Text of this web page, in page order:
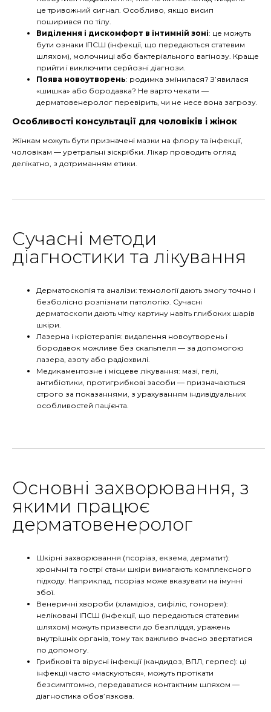
це тривожний сигнал. Особливо, якщо висип
поширився по тілу.
Виділення і дискомфорт в інтимній зоні: це можуть
бути ознаки ІПСШ (інфекції, що передаються статевим
шляхом), молочниці або бактеріального вагінозу. Краще
прийти і виключити серйозні діагнози.
Поява новоутворень: родимка змінилася? З’явилася
«шишка» або бородавка? Не варто чекати —
дерматовенеролог перевірить, чи не несе вона загрозу.
Особливості консультації для чоловіків і жінок
Жінкам можуть бути призначені мазки на флору та інфекції,
чоловікам — уретральні зіскрібки. Лікар проводить огляд
делікатно, з дотриманням етики.
Сучасні методи
діагностики та лікування
Дерматоскопія та аналізи: технології дають змогу точно і
безболісно розпізнати патологію. Сучасні
дерматоскопи дають чітку картину навіть глибоких шарів
шкіри.
Лазерна і кріотерапія: видалення новоутворень і
бородавок можливе без скальпеля — за допомогою
лазера, азоту або радіохвилі.
Медикаментозне і місцеве лікування: мазі, гелі,
антибіотики, протигрибкові засоби — призначаються
строго за показаннями, з урахуванням індивідуальних
особливостей пацієнта.
Основні захворювання, з
якими працює
дерматовенеролог
Шкірні захворювання (псоріаз, екзема, дерматит):
хронічні та гострі стани шкіри вимагають комплексного
підходу. Наприклад, псоріаз може вказувати на імунні
збої.
Венеричні хвороби (хламідіоз, сифіліс, гонорея):
неліковані ІПСШ (інфекції, що передаються статевим
шляхом) можуть призвести до безпліддя, уражень
внутрішніх органів, тому так важливо вчасно звертатися
по допомогу.
Грибкові та вірусні інфекції (кандидоз, ВПЛ, герпес): ці
інфекції часто «маскуються», можуть протікати
безсимптомно, передаватися контактним шляхом —
діагностика обов’язкова.